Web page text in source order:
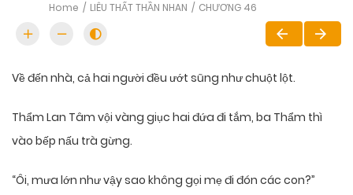
Home LIÊU THẤT THẦN NHAN CHƯƠNG 46
Về đến nhà, cả hai người đều ướt sũng như chuột lột.
Thẩm Lan Tâm vội vàng giục hai đứa đi tắm, ba Thẩm thì
vào bếp nấu trà gừng.
“Ôi, mưa lớn như vậy sao không gọi mẹ đi đón các con?”